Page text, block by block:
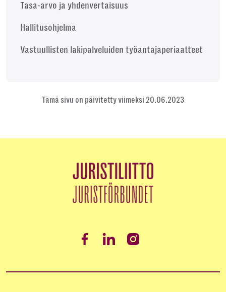
Tasa-arvo ja yhdenvertaisuus
Hallitusohjelma
Vastuullisten lakipalveluiden työantajaperiaatteet
Tämä sivu on päivitetty viimeksi 20.06.2023